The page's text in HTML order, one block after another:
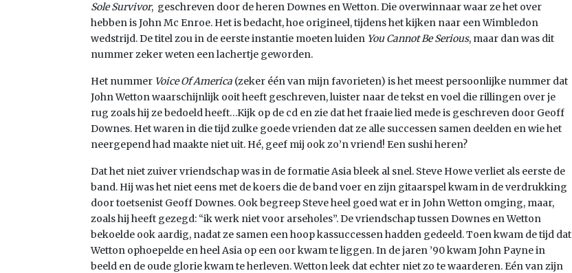
Sole Survivor, geschreven door de heren Downes en Wetton. Die overwinnaar waar ze het over
hebben is John Mc Enroe. Het is bedacht, hoe origineel, tijdens het kijken naar een Wimbledon
wedstrijd. De titel zou in de eerste instantie moeten luiden You Cannot Be Serious, maar dan was dit
nummer zeker weten een lachertje geworden.
Het nummer Voice Of America (zeker één van mijn favorieten) is het meest persoonlijke nummer dat
John Wetton waarschijnlijk ooit heeft geschreven, luister naar de tekst en voel die rillingen over je
rug zoals hij ze bedoeld heeft…Kijk op de cd en zie dat het fraaie lied mede is geschreven door Geoff
Downes. Het waren in die tijd zulke goede vrienden dat ze alle successen samen deelden en wie het
neergepend had maakte niet uit. Hé, geef mij ook zo’n vriend! Een sushi heren?
Dat het niet zuiver vriendschap was in de formatie Asia bleek al snel. Steve Howe verliet als eerste de
band. Hij was het niet eens met de koers die de band voer en zijn gitaarspel kwam in de verdrukking
door toetsenist Geoff Downes. Ook begreep Steve heel goed wat er in John Wetton omging, maar,
zoals hij heeft gezegd: “ik werk niet voor arseholes”. De vriendschap tussen Downes en Wetton
bekoelde ook aardig, nadat ze samen een hoop kassuccessen hadden gedeeld. Toen kwam de tijd dat
Wetton ophoepelde en heel Asia op een oor kwam te liggen. In de jaren ’90 kwam John Payne in
beeld en de oude glorie kwam te herleven. Wetton leek dat echter niet zo te waarderen. Eén van zijn